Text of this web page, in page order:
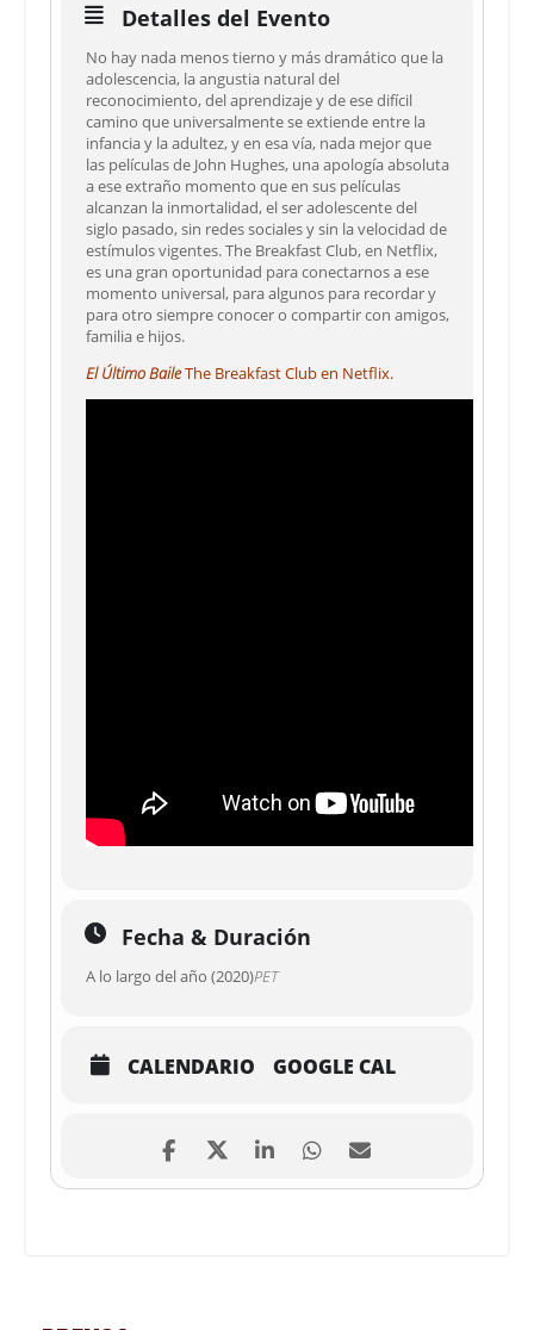
Detalles del Evento
No hay nada menos tierno y más dramático que la
adolescencia, la angustia natural del
reconocimiento, del aprendizaje y de ese difícil
camino que universalmente se extiende entre la
infancia y la adultez, y en esa vía, nada mejor que
las películas de John Hughes, una apología absoluta
a ese extraño momento que en sus películas
alcanzan la inmortalidad, el ser adolescente del
siglo pasado, sin redes sociales y sin la velocidad de
estímulos vigentes. The Breakfast Club, en Netflix,
es una gran oportunidad para conectarnos a ese
momento universal, para algunos para recordar y
para otro siempre conocer o compartir con amigos,
familia e hijos.
El Último BaileThe Breakfast Club en Netflix.
Fecha & Duración
A lo largo del año (2020)PET
CALENDARIO GOOGLE CAL